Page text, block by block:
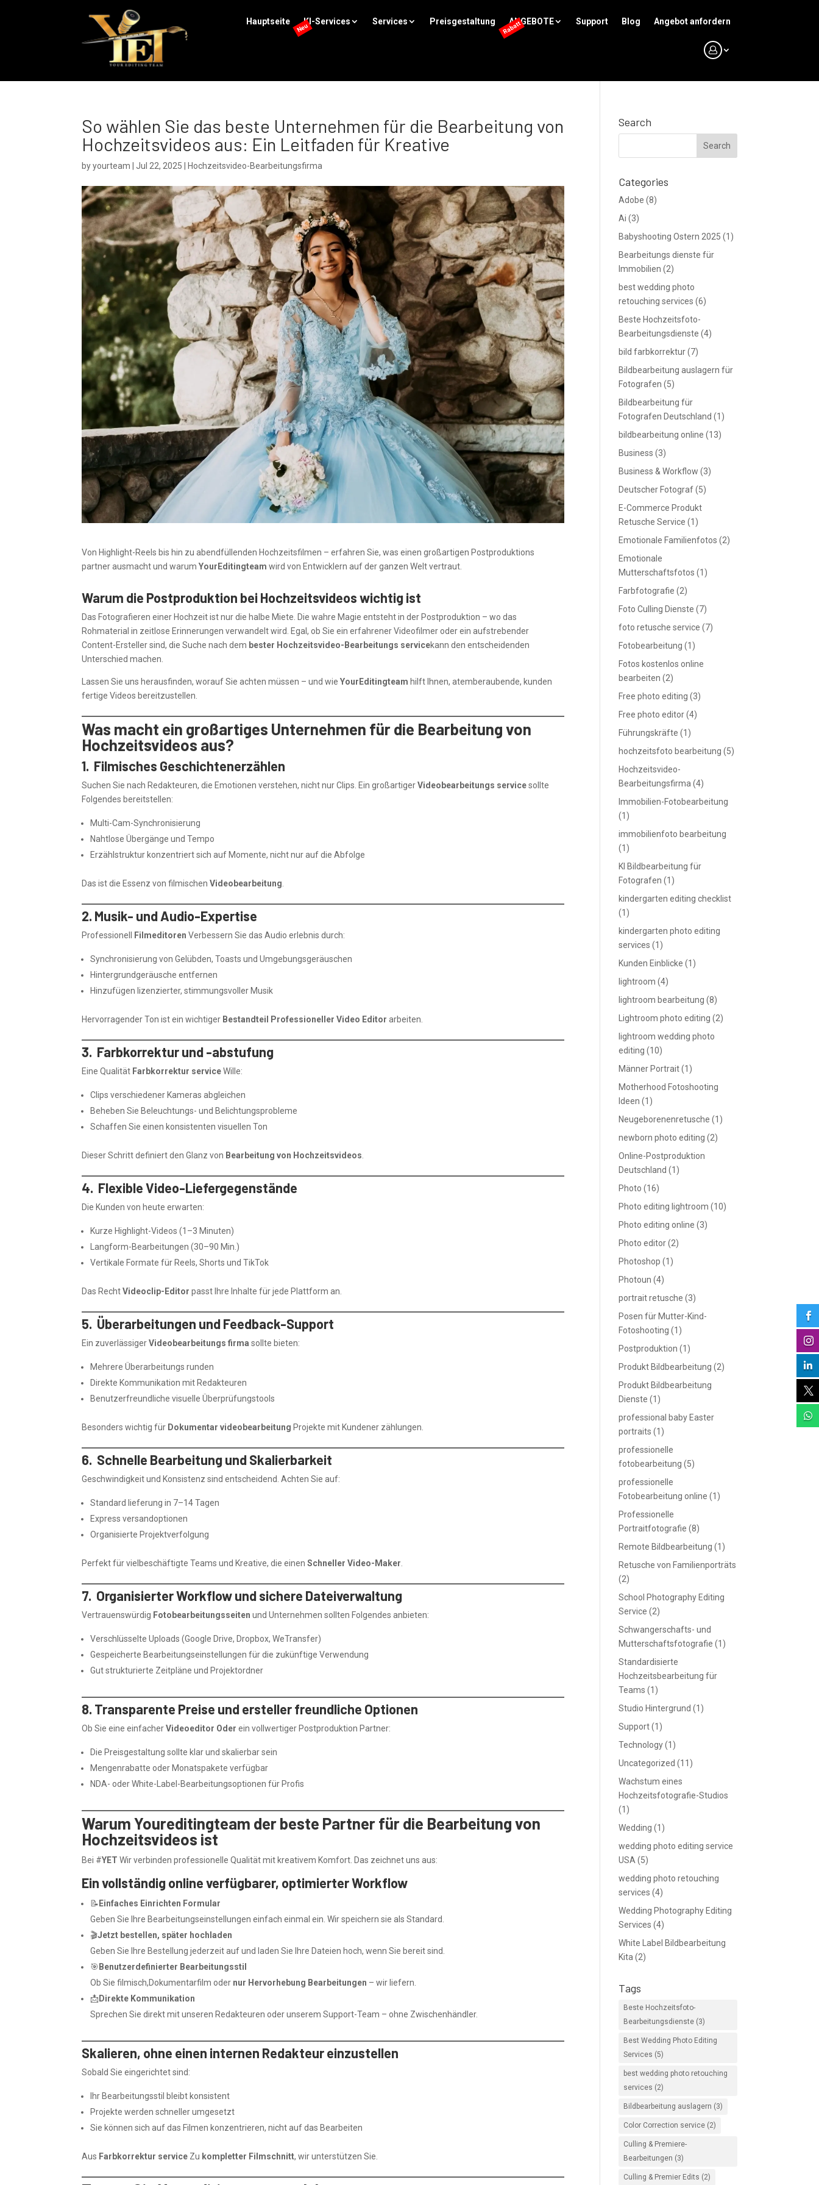
Hauptseite KI-Services Services Preisgestaltung ANGEBOTE Support Blog Angebot anfordern
So wählen Sie das beste Unternehmen für die Bearbeitung von
Hochzeitsvideos aus: Ein Leitfaden für Kreative
byyourteam |Jul 22, 2025 Hochzeitsvideo-Bearbeitungsfirma
Von Highlight-Reels bis hin zu abendfüllenden Hochzeitsfilmen – erfahren Sie, was einen großartigen Postproduktions
partner ausmacht und warumYourEditingteamwird von Entwicklern auf der ganzen Welt vertraut.
Warum die Postproduktion bei Hochzeitsvideos wichtig ist
Das Fotografieren einer Hochzeit ist nur die halbe Miete. Die wahre Magie entsteht in der Postproduktion – wo das
Rohmaterial in zeitlose Erinnerungen verwandelt wird. Egal, ob Sie ein erfahrener Videofilmer oder ein aufstrebender
Content-Ersteller sind, die Suche nach dem bester Hochzeitsvideo-Bearbeitungs servicekann den entscheidenden
Unterschied machen.
Lassen Sie uns herausfinden, worauf Sie achten müssen – und wieYourEditingteamhilft Ihnen, atemberaubende, kunden
fertige Videos bereitzustellen.
Was macht ein großartiges Unternehmen für die Bearbeitung von
Hochzeitsvideos aus?
1. Filmisches Geschichtenerzählen
Suchen Sie nach Redakteuren, die Emotionen verstehen, nicht nur Clips. Ein großartigerVideobearbeitungs servicesollte
Folgendes bereitstellen:
Multi-Cam-Synchronisierung
Nahtlose Übergänge und Tempo
Erzählstruktur konzentriert sich auf Momente, nicht nur auf die Abfolge
Das ist die Essenz von filmischen Videobearbeitung
2. Musik- und Audio-Expertise
Professionell FilmeditorenVerbessern Sie das Audio erlebnis durch:
Synchronisierung von Gelübden, Toasts und Umgebungsgeräuschen
Hintergrundgeräusche entfernen
Hinzufügen lizenzierter, stimmungsvoller Musik
Hervorragender Ton ist ein wichtiger Bestandteil Professioneller Video Editorarbeiten.
3. Farbkorrektur und -abstufung
Eine Qualität Farbkorrektur serviceWille:
Clips verschiedener Kameras abgleichen
Beheben Sie Beleuchtungs- und Belichtungsprobleme
Schaffen Sie einen konsistenten visuellen Ton
Dieser Schritt definiert den Glanz von Bearbeitung von Hochzeitsvideos
4. Flexible Video-Liefergegenstände
Die Kunden von heute erwarten:
Kurze Highlight-Videos (1–3 Minuten)
Langform-Bearbeitungen (30–90 Min.)
Vertikale Formate für Reels, Shorts und TikTok
Das RechtVideoclip-Editorpasst Ihre Inhalte für jede Plattform an.
5. Überarbeitungen und Feedback-Support
Ein zuverlässigerVideobearbeitungs firmasollte bieten:
Mehrere Überarbeitungs runden
Direkte Kommunikation mit Redakteuren
Benutzerfreundliche visuelle Überprüfungstools
Besonders wichtig für Dokumentar videobearbeitungProjekte mit Kundener zählungen.
6. Schnelle Bearbeitung und Skalierbarkeit
Geschwindigkeit und Konsistenz sind entscheidend. Achten Sie auf:
Standard lieferung in 7–14 Tagen
Express versandoptionen
Organisierte Projektverfolgung
Perfekt für vielbeschäftigte Teams und Kreative, die einenSchneller Video-Maker
7. Organisierter Workflow und sichere Dateiverwaltung
Vertrauenswürdig Fotobearbeitungsseitenund Unternehmen sollten Folgendes anbieten:
Verschlüsselte Uploads (Google Drive, Dropbox, WeTransfer)
Gespeicherte Bearbeitungseinstellungen für die zukünftige Verwendung
Gut strukturierte Zeitpläne und Projektordner
8. Transparente Preise und ersteller freundliche Optionen
Ob Sie eine einfacherVideoeditor Oder ein vollwertiger Postproduktion Partner:
Die Preisgestaltung sollte klar und skalierbar sein
Mengenrabatte oder Monatspakete verfügbar
NDA- oder White-Label-Bearbeitungsoptionen für Profis
Warum Youreditingteam der beste Partner für die Bearbeitung von
Hochzeitsvideos ist
Bei #YETWir verbinden professionelle Qualität mit kreativem Komfort. Das zeichnet uns aus:
Ein vollständig online verfügbarer, optimierter Workflow
📝Einfaches Einrichten Formular
Geben Sie Ihre Bearbeitungseinstellungen einfach einmal ein. Wir speichern sie als Standard.
🎬Jetzt bestellen, später hochladen
Geben Sie Ihre Bestellung jederzeit auf und laden Sie Ihre Dateien hoch, wenn Sie bereit sind.
🎯Benutzerdefinierter Bearbeitungsstil
Ob Sie filmisch,Dokumentarfilm oder nur Hervorhebung Bearbeitungen – wir liefern.
📩Direkte Kommunikation
Sprechen Sie direkt mit unseren Redakteuren oder unserem Support-Team – ohne Zwischenhändler.
Skalieren, ohne einen internen Redakteur einzustellen
Sobald Sie eingerichtet sind:
Ihr Bearbeitungsstil bleibt konsistent
Projekte werden schneller umgesetzt
Sie können sich auf das Filmen konzentrieren, nicht auf das Bearbeiten
Aus Farbkorrektur service Zu kompletter Filmschnitt, wir unterstützen Sie.
Search
Categories
Adobe (8)
Ai (3)
Babyshooting Ostern 2025 (1)
Bearbeitungs dienste für
Immobilien (2)
best wedding photo
retouching services (6)
Beste Hochzeitsfoto-
Bearbeitungsdienste (4)
bild farbkorrektur(7)
Bildbearbeitung auslagern für
Fotografen (5)
Bildbearbeitung für
Fotografen Deutschland (1)
bildbearbeitung online (13)
Business (3)
Business & Workflow (3)
Deutscher Fotograf(5)
E-Commerce Produkt
Retusche Service (1)
Emotionale Familienfotos (2)
Emotionale
Mutterschaftsfotos (1)
Farbfotografie (2)
Foto Culling Dienste (7)
foto retusche service (7)
Fotobearbeitung (1)
Fotos kostenlos online
bearbeiten (2)
Free photo editing (3)
Free photo editor(4)
Führungskräfte (1)
hochzeitsfoto bearbeitung (5)
Hochzeitsvideo-
Bearbeitungsfirma (4)
Immobilien-Fotobearbeitung
(1)
immobilienfoto bearbeitung
(1)
KI Bildbearbeitung für
Fotografen (1)
kindergarten editing checklist
(1)
kindergarten photo editing
services (1)
Kunden Einblicke (1)
lightroom (4)
lightroom bearbeitung (8)
Lightroom photo editing (2)
lightroom wedding photo
editing (10)
Männer Portrait(1)
Motherhood Fotoshooting
Ideen (1)
Neugeborenenretusche (1)
newborn photo editing (2)
Online-Postproduktion
Deutschland (1)
Photo (16)
Photo editing lightroom (10)
Photo editing online (3)
Photo editor(2)
Photoshop (1)
Photoun (4)
portrait retusche (3)
Posen für Mutter-Kind-
Fotoshooting (1)
Postproduktion (1)
Produkt Bildbearbeitung (2)
Produkt Bildbearbeitung
Dienste (1)
professional baby Easter
portraits (1)
professionelle
fotobearbeitung (5)
professionelle
Fotobearbeitung online (1)
Professionelle
Portraitfotografie (8)
Remote Bildbearbeitung (1)
Retusche von Familienporträts
(2)
School Photography Editing
Service (2)
Schwangerschafts- und
Mutterschaftsfotografie (1)
Standardisierte
Hochzeitsbearbeitung für
Teams (1)
Studio Hintergrund (1)
Support(1)
Technology(1)
Uncategorized (11)
Wachstum eines
Hochzeitsfotografie-Studios
(1)
Wedding (1)
wedding photo editing service
USA (5)
wedding photo retouching
services (4)
Wedding Photography Editing
Services (4)
White Label Bildbearbeitung
Kita (2)
Tags
Beste Hochzeitsfoto-
Bearbeitungsdienste (3)
Best Wedding Photo Editing
Services (5)
best wedding photo retouching
services (2)
Bildbearbeitung auslagern (3)
Color Correction service (2)
Culling & Premiere-
Bearbeitungen (3)
Culling & Premier Edits (2)




